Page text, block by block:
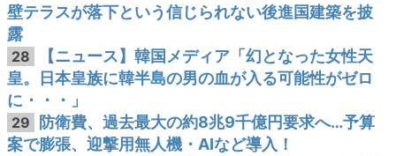
壁テラスが落下という信じられない後進国建築を披
露
28
【ニュース】韓国メディア「幻となった女性天
皇。日本皇族に韓半島の男の血が入る可能性がゼロ
に・・・」
29
防衛費、過去最大の約8兆9千億円要求へ…予算
案で膨張、迎撃用無人機・AIなど導入！